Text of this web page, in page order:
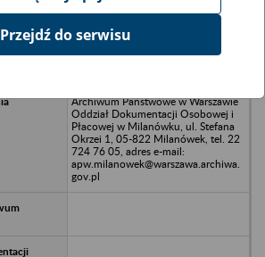
Zakłady Tekstylne "Womarex" w
Archiwum Państwowe w Warszawie
Oddział Dokumentacji Osobowej i
Płacowej w Milanówku, ul. Stefana
Okrzei 1, 05-822 Milanówek, tel. 22
724 76 05, adres e-mail:
apw.milanowek@warszawa.archiwa.
gov.pl
Przejdź do serwisu